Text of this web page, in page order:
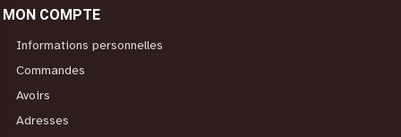
MON COMPTE
Informations personnelles
Commandes
Avoirs
Adresses